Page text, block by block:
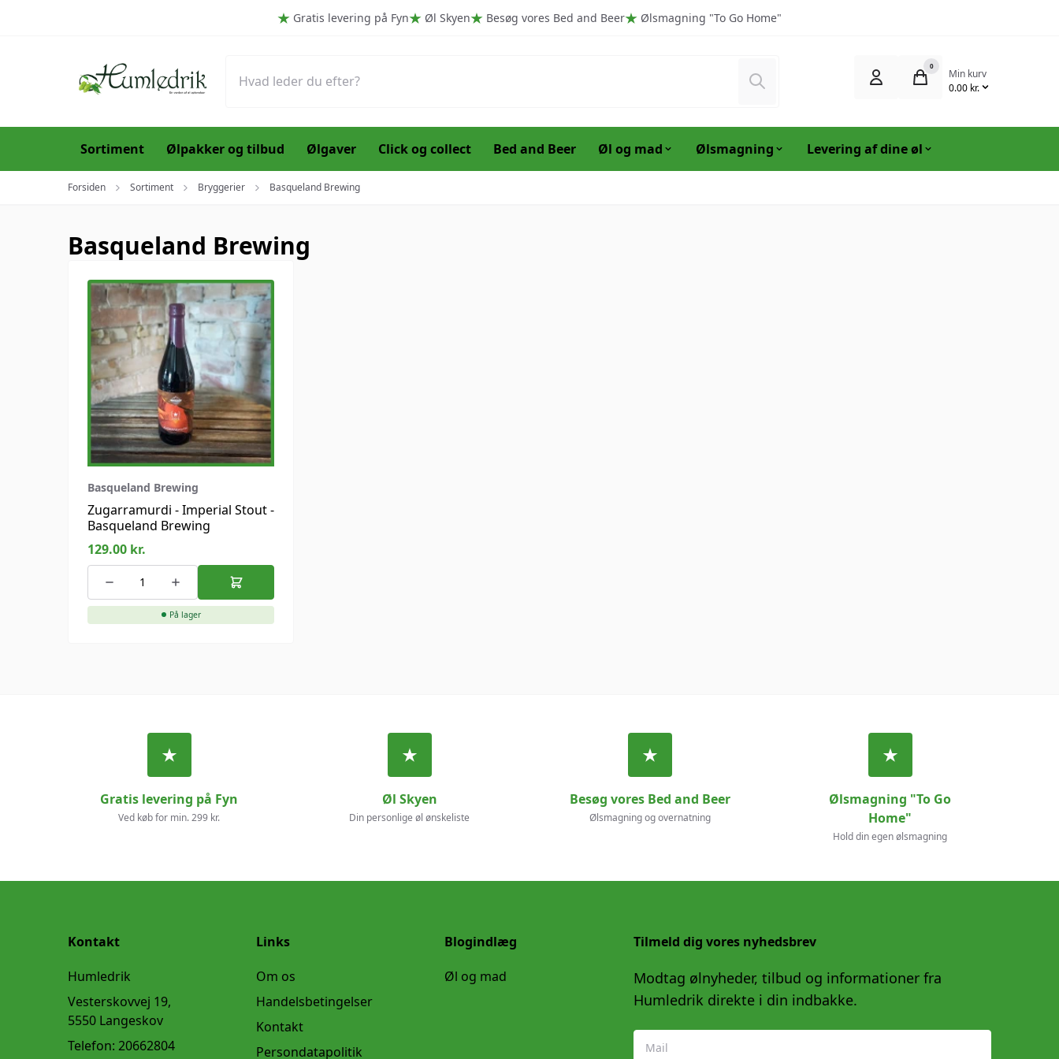
Gratis levering på Fyn Øl Skyen Besøg vores Bed and Beer Ølsmagning "To Go Home"
Søg
0
Min kurv
0.00 kr.
Sortiment Ølpakker og tilbud Ølgaver Click og collect Bed and Beer Øl og mad Ølsmagning Levering af dine øl
Forsiden Sortiment Bryggerier Basqueland Brewing
Basqueland Brewing
Basqueland Brewing
Zugarramurdi - Imperial Stout -
Basqueland Brewing
129.00 kr.
På lager
Gratis levering på Fyn
Ved køb for min. 299 kr.
Øl Skyen
Din personlige øl ønskeliste
Besøg vores Bed and Beer
Ølsmagning og overnatning
Ølsmagning "To Go
Home"
Hold din egen ølsmagning
Kontakt
Humledrik
Vesterskovvej 19,
5550 Langeskov
Telefon: 20662804
Links
Om os
Handelsbetingelser
Kontakt
Persondatapolitik
Blogindlæg
Øl og mad
Tilmeld dig vores nyhedsbrev
Modtag ølnyheder, tilbud og informationer fra
Humledrik direkte i din indbakke.